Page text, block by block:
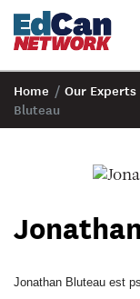
Home / Our Experts
Bluteau
Jonathan Bluteau est